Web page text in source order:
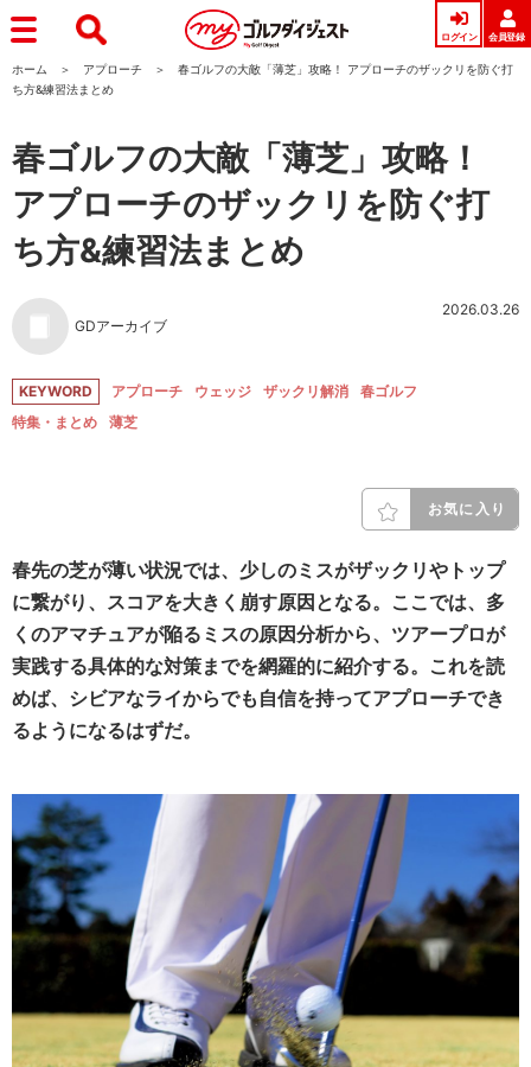
ログイン 会員登録
ホーム アプローチ
春ゴルフの大敵「薄芝」攻略！ アプローチのザックリを防ぐ打
ち方&練習法まとめ
春ゴルフの大敵「薄芝」攻略！
アプローチのザックリを防ぐ打
ち方&練習法まとめ
GDアーカイブ
2026.03.26
KEYWORD アプローチ ウェッジ ザックリ解消
春ゴルフ
特集・まとめ
薄芝
お気に入り
春先の芝が薄い状況では、少しのミスがザックリやトップ
に繋がり、スコアを大きく崩す原因となる。ここでは、多
くのアマチュアが陥るミスの原因分析から、ツアープロが
実践する具体的な対策までを網羅的に紹介する。これを読
めば、シビアなライからでも自信を持ってアプローチでき
るようになるはずだ。